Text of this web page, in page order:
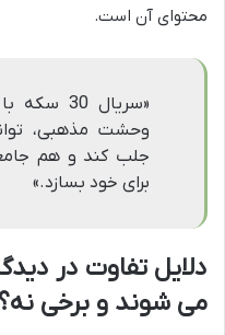
محتوای آن است.
«سریال
وحشت مذهبی،
جلب کند و هم
برای خود بسازد.»
دلایل تفاوت در
می شوند و برخی نه؟